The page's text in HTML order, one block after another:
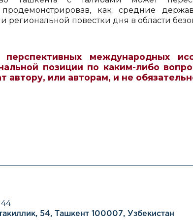
как средние
повестки дня в области
перспективных международных
позиции по каким-либо
автору, или авторам, и не
54, Ташкент 100007, Узбекистан